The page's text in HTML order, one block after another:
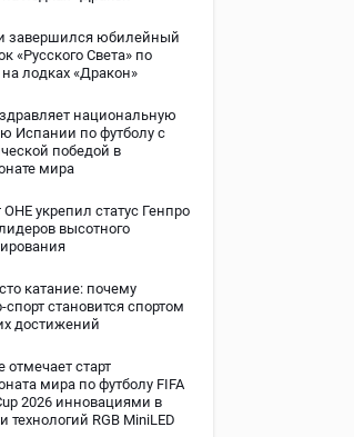
завершился юбилейный
«Русского Света» по
на лодках «Дракон»
национальную
Испании по футболу с
победой в
мира
ОНЕ укрепил статус Генпро
высотного
катание: почему
спорт становится спортом
достижений
отмечает старт
мира по футболу FIFA
2026 инновациями в
технологий RGB MiniLED